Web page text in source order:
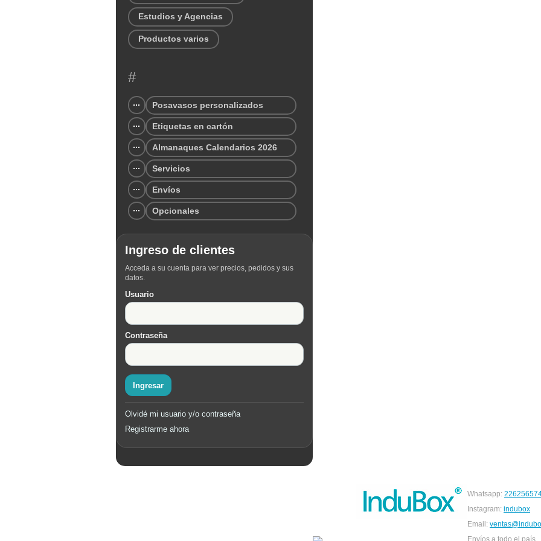
Estudios y Agencias
Productos varios
#
Posavasos personalizados
Etiquetas en cartón
Almanaques Calendarios 2026
Servicios
Envíos
Opcionales
Ingreso de clientes
Acceda a su cuenta para ver precios, pedidos y sus
datos.
Usuario
Contraseña
Ingresar
Olvidé mi usuario y/o contraseña
Registrarme ahora
Whatsapp:
Instagram: indubox
Email:
Envíos a todo el país